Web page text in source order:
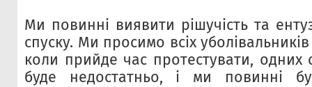
Ми повинні виявити рішучість та
спуску. Ми просимо всіх
коли прийде час протестувати, одних
буде недостатньо, і ми повинні